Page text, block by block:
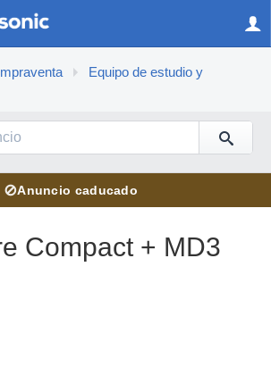
Equipo de estudio y
⊘Anuncio caducado
Compact + MD3